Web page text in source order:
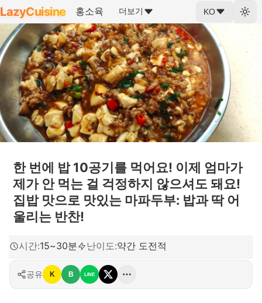
LazyCuisine 홍소육 더보기 KO
한 번에 밥 10공기를 먹어요! 이제 엄마가
제가 안 먹는 걸 걱정하지 않으셔도 돼요!
집밥 맛으로 맛있는 마파두부: 밥과 딱 어
울리는 반찬!
시간:15~30분 난이도:약간 도전적
공유 K B LINE